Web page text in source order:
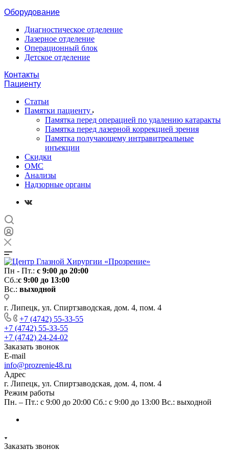
Оборудование
Диагностическое отделение
Лазерное отделение
Операционный блок
Детское отделение
Контакты
Пациенту
Статьи
Памятки пациенту
Памятка перед операцией по удалению катаракты
Памятка перед лазерной коррекцией зрения
Памятка получающему интравитреальные
инъекции
Скидки
ОМС
Анализы
Надзорные органы
Пн - Пт.: с 9:00 до 20:00
Сб.:с 9:00 до 13:00
Вс.: выходной
г. Липецк, ул. Спиртзаводская, дом. 4, пом. 4
+7 (4742) 55-33-55
+7 (4742) 55-33-55
+7 (4742) 24-24-02
Заказать звонок
E-mail
info@prozrenie48.ru
Адрес
г. Липецк, ул. Спиртзаводская, дом. 4, пом. 4
Режим работы
Пн. – Пт.: с 9:00 до 20:00 Сб.: с 9:00 до 13:00 Вс.: выходной
Заказать звонок